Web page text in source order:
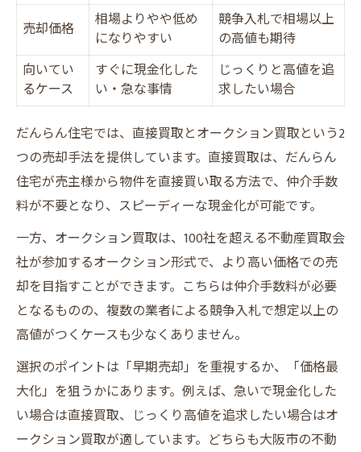
売却価格
相場よりやや低め
になりやすい
競争入札で相場以上
の高値も期待
向いてい
るケース
すぐに現金化した
い・急な事情
じっくりと高値を追
求したい場合
だんらん住宅では、直接買取とオークション買取という2
つの売却手法を提供しています。直接買取は、だんらん
住宅が売主様から物件を直接買い取る方法で、仲介手数
料が不要となり、スピーディーな現金化が可能です。
一方、オークション買取は、100社を超える不動産買取会
社が参加するオークション形式で、より高い価格での売
却を目指すことができます。こちらは仲介手数料が必要
となるものの、複数の業者による競争入札で想定以上の
高値がつくケースも少なくありません。
選択のポイントは「早期売却」を重視するか、「価格最
大化」を狙うかにあります。例えば、急いで現金化した
い場合は直接買取、じっくり高値を追求したい場合はオ
ークション買取が適しています。どちらも大阪市の不動